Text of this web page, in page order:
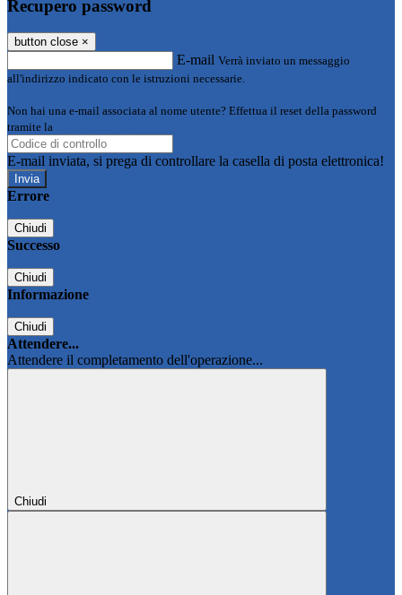
Recupero password
button close ×
E-mail Verrà inviato un messaggio
all'indirizzo indicato con le istruzioni necessarie.
Non hai una e-mail associata al nome utente? Effettua il reset della password
tramite la
E-mail inviata, si prega di controllare la casella di posta elettronica!
Errore
Chiudi
Successo
Chiudi
Informazione
Chiudi
Attendere...
Attendere il completamento dell'operazione...
Chiudi